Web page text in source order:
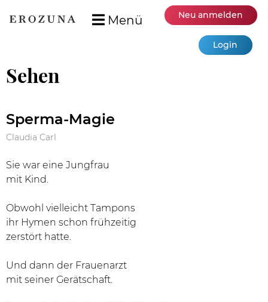
Menü Neu anmelden
Login
Sehen
Sperma-Magie
Claudia Carl
Sie war eine Jungfrau
mit Kind.
Obwohl vielleicht Tampons
ihr Hymen schon frühzeitig
zerstört hatte.
Und dann der Frauenarzt
mit seiner Gerätschaft.